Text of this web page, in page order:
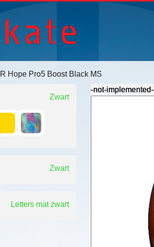
Hope Pro5 Boost Black MS
Zwart
Zwart
Letters mat zwart
-not-implemented-
-not-implemented-
-not-implemented-
-not-implemented-